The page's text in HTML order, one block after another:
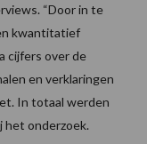
“Door in te
kwantitatief
cijfers over de
en verklaringen
In totaal werden
het onderzoek.